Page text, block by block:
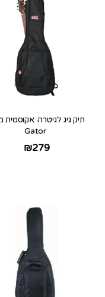
תיק גיג לגיטרה אקוסטית
Gator
₪279